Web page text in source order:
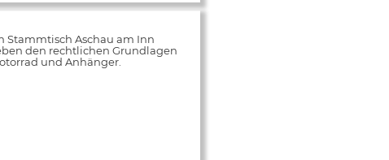
Stammtisch Aschau am Inn
den rechtlichen Grundlagen
und Anhänger.